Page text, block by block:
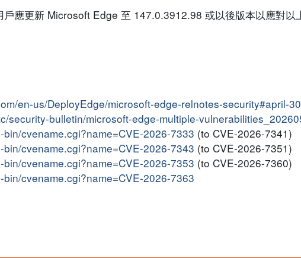
應更新 Microsoft Edge 至 147.0.3912.98 或以後版本以應對以
en-us/DeployEdge/microsoft-edge-relnotes-security#april-
security-bulletin/microsoft-edge-multiple-
cvename.cgi?name=CVE-2026-7333 (to CVE-2026-7341)
cvename.cgi?name=CVE-2026-7343 (to CVE-2026-7351)
cvename.cgi?name=CVE-2026-7353 (to CVE-2026-7360)
cvename.cgi?name=CVE-2026-7363